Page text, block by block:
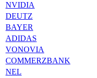
NVIDIA
DEUTZ
BAYER
ADIDAS
VONOVIA
COMMERZBANK
NEL